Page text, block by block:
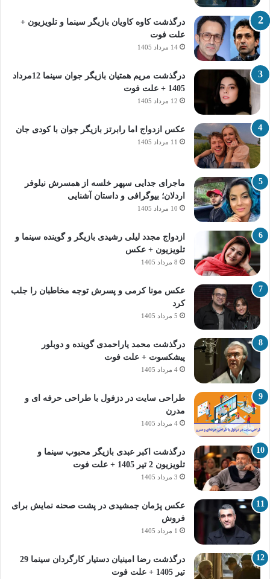
درگذشت کاوه کاویان بازیگر سینما و تلویزیون +
علت فوت
14 مرداد 1405
درگذشت مریم همتیان بازیگر جوان سینما 12مرداد
1405 + علت فوت
12 مرداد 1405
عکس ازدواج اما رابرتز بازیگر جوان با کودی جان
11 مرداد 1405
ماجرای جدایی سپهر خلسه از همسرش نیلوفر
اردلان؛ بیوگرافی و داستان آشنایی
10 مرداد 1405
ازدواج مجدد لیلی رشیدی بازیگر و گوینده سینما و
تلویزیون + عکس
8 مرداد 1405
عکس مونا کرمی و پسرش توجه مخاطبان را جلب
کرد
5 مرداد 1405
درگذشت محمد یاراحمدی گوینده و دوبلور
پیشکسوت + علت فوت
4 مرداد 1405
طراحی سایت در دزفول با طراحی حرفه‌ ای و
مدرن
4 مرداد 1405
درگذشت اکبر عبدی بازیگر محبوب سینما و
تلویزیون 2 تیر 1405 + علت فوت
3 مرداد 1405
عکس پژمان جمشیدی در پشت صحنه نمایش برای
فروش
1 مرداد 1405
درگذشت رضا امینیان دستیار کارگردان سینما 29
تیر 1405 + علت فوت